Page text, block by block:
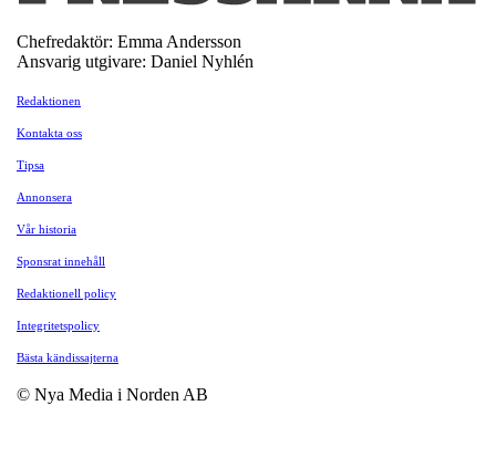
Chefredaktör: Emma Andersson
Ansvarig utgivare: Daniel Nyhlén
Redaktionen
Kontakta oss
Tipsa
Annonsera
Vår historia
Sponsrat innehåll
Redaktionell policy
Integritetspolicy
Bästa kändissajterna
© Nya Media i Norden AB